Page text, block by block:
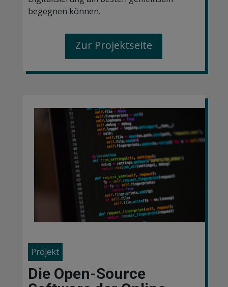
begegnen können.
Zur Projektseite
Projekt
Die Open-Source